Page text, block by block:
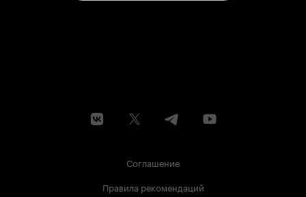
Соглашение
Правила рекомендаций